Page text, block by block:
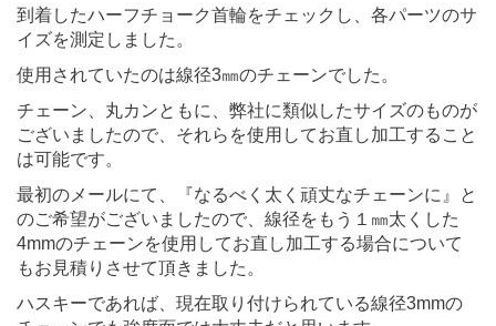
到着したハーフチョーク首輪をチェックし、各パーツのサ
イズを測定しました。
使用されていたのは線径3㎜のチェーンでした。
チェーン、丸カンともに、弊社に類似したサイズのものが
ございましたので、それらを使用してお直し加工すること
は可能です。
最初のメールにて、『なるべく太く頑丈なチェーンに』と
のご希望がございましたので、線径をもう１㎜太くした
4mmのチェーンを使用してお直し加工する場合について
もお見積りさせて頂きました。
ハスキーであれば、現在取り付けられている線径3mmの